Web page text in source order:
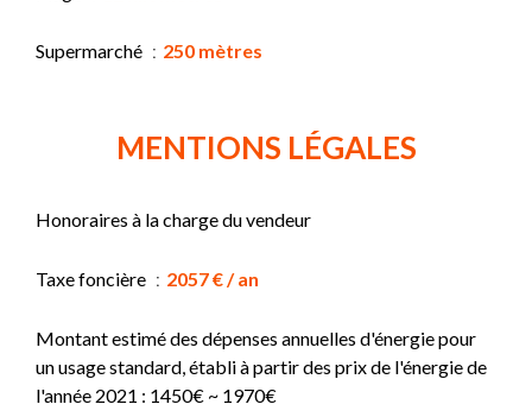
Supermarché 250 mètres
MENTIONS LÉGALES
Honoraires à la charge du vendeur
Taxe foncière 2057 € / an
Montant estimé des dépenses annuelles d'énergie pour
un usage standard, établi à partir des prix de l'énergie de
l'année 2021 : 1450€ ~ 1970€